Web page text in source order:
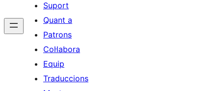
Suport
Quant a
Patrons
Col·labora
Equip
Traduccions